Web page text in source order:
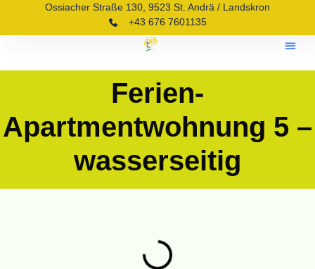
Ossiacher Straße 130, 9523 St. Andrä / Landskron
+43 676 7601135
Ferien-
Apartmentwohnung 5 –
wasserseitig